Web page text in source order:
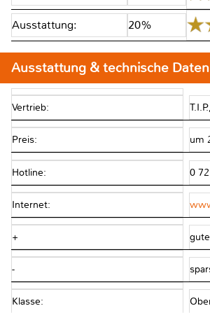
Ausstattung: 20%
Ausstattung & technische Daten
Vertrieb:
Preis: um
Hotline: 0
Internet:
+
-
Klasse: